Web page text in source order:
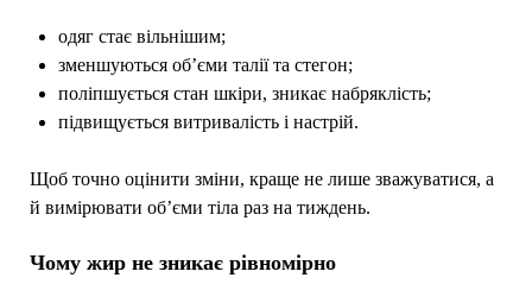
одяг стає вільнішим;
зменшуються об’єми талії та стегон;
поліпшується стан шкіри, зникає набряклість;
підвищується витривалість і настрій.
Щоб точно оцінити зміни, краще не лише зважуватися, а
й вимірювати об’єми тіла раз на тиждень.
Чому жир не зникає рівномірно